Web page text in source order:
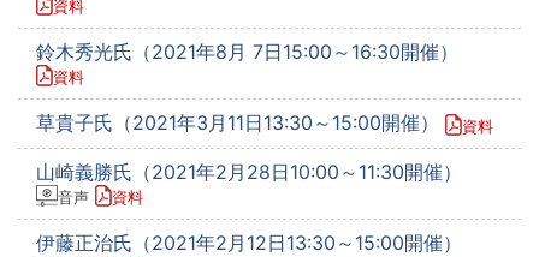
資料
鈴木秀光氏（2021年8月 7日15:00～16:30開催）
資料
草貴子氏（2021年3月11日13:30～15:00開催） 資料
山崎義勝氏（2021年2月28日10:00～11:30開催）
音声 資料
伊藤正治氏（2021年2月12日13:30～15:00開催）